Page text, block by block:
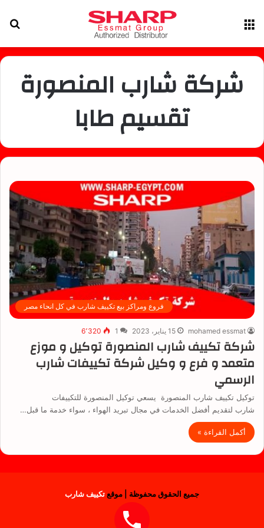
شركة شارب المنصورة
تقسيم طابا
فروع ومراكز بيع تكييف شارب في كل انحاء مصر
mohamed essmat 15 يناير، 2023 1 6٬320
شركة تكييف شارب المنصورة توكيل و موزع
متعمد و فرع و وكيل شركة تكييفات شارب
الرسمي
توكيل تكييف شارب المنصورة يسعي توكيل المنصورة للتكييفات
شارب لتقديم أفضل الخدمات في مجال تبريد الهواء ، سواء خدمة ما قبل…
أكمل القراءة »
جميع الحقوق محفوظة | موقعتكييف شارب
فيسبوك